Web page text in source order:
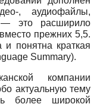
, аудиофайлы,
― это расширило
прежних 5,5.
понятна краткая
Summary).
компании
актуальную тему
более широкой